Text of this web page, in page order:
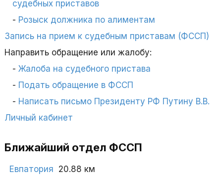
судебных приставов
Розыск должника по алиментам
Запись на прием к судебным приставам (ФССП)
Направить обращение или жалобу:
Жалоба на судебного пристава
Подать обращение в ФССП
Написать письмо Президенту РФ Путину В.В.
Личный кабинет
Ближайший отдел ФССП
Евпатория 20.88 км